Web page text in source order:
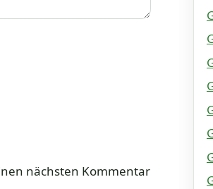
nächsten Kommentar